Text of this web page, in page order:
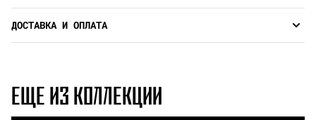
ДОСТАВКА И ОПЛАТА
ЕЩЕ ИЗ КОЛЛЕКЦИИ